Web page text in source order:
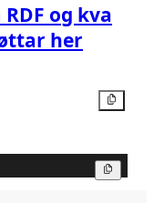
og kva
her